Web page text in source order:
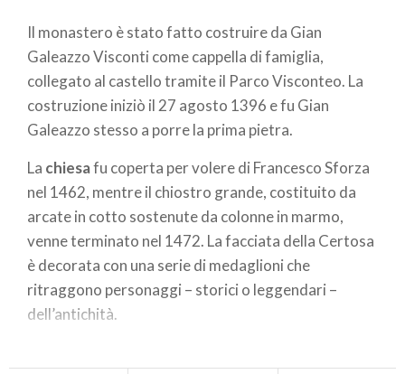
Il monastero è stato fatto costruire da Gian
Galeazzo Visconti come cappella di famiglia,
collegato al castello tramite il Parco Visconteo. La
costruzione iniziò il 27 agosto 1396 e fu Gian
Galeazzo stesso a porre la prima pietra.
La chiesafu coperta per volere di Francesco Sforza
nel 1462, mentre il chiostro grande, costituito da
arcate in cotto sostenute da colonne in marmo,
venne terminato nel 1472. La facciata della Certosa
è decorata con una serie di medaglioni che
ritraggono personaggi – storici o leggendari –
dell’antichità.